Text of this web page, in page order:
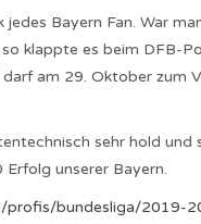
Bayern Fan. War
klappte es beim DFB-
am 29. Oktober zum
sehr hold und
unserer Bayern.
profis/bundesliga/2019-